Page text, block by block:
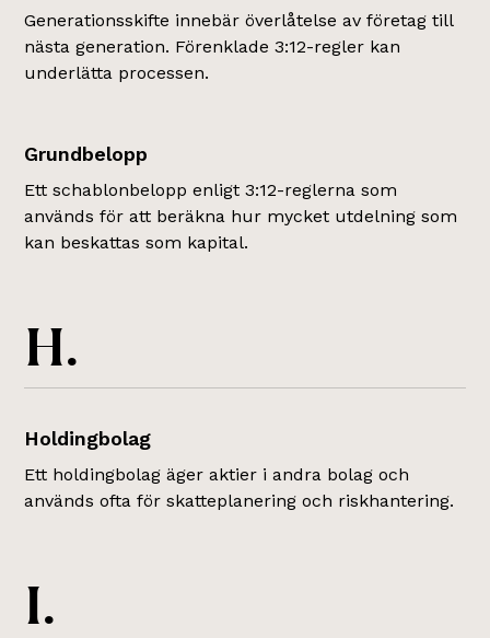
Generationsskifte innebär överlåtelse av företag till
nästa generation. Förenklade 3:12-regler kan
underlätta processen.
Grundbelopp
Ett schablonbelopp enligt 3:12-reglerna som
används för att beräkna hur mycket utdelning som
kan beskattas som kapital.
H.
Holdingbolag
Ett holdingbolag äger aktier i andra bolag och
används ofta för skatteplanering och riskhantering.
I.